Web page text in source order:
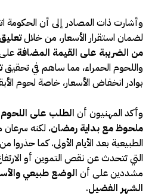
وأشارت ذات المصادر إلى أن الحكومة
لضمان استقرار الأسعار، من خلال
من الضريبة على القيمة المضافة على
واللحوم الحمراء، مما ساهم في تحقيق
بوادر انخفاض الأسعار، خاصة لحوم
وأكد المهنيون أن الطلب على
ملحوظ مع بداية رمضان، لكنه سرعان
الطبيعية بعد الأيام الأولى. كما حذروا
التي تتحدث عن نقص التموين أو
مشددين على أن الوضع طبيعي
الشهر الفضيل.